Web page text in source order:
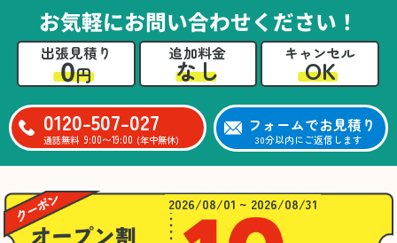
いても教えていただき、
今後の片付けにも役立つ
知識が増えました。また
何かあれば、ぜひお願い
心のこもったサービスを
ありがとうございまし
た。
お気軽にお問い合わせください！
出張見積り
0円
追加料金
なし
キャンセル
OK
0120-507-027
通話無料 9:00〜19:00 (年中無休)
フォームでお見積り
30分以内にご返信します
2026/08/01 ~ 2026/08/31